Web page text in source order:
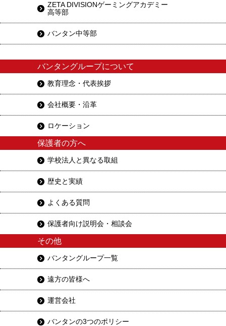
ZETA DIVISIONゲーミングアカデミー
高等部
バンタン中等部
バンタングループについて
教育理念・代表挨拶
会社概要・沿革
ロケーション
保護者の方へ
学校法人と異なる取組
歴史と実績
よくある質問
保護者向け説明会・相談会
その他
バンタングループ一覧
遠方の皆様へ
運営会社
バンタンの3つのポリシー